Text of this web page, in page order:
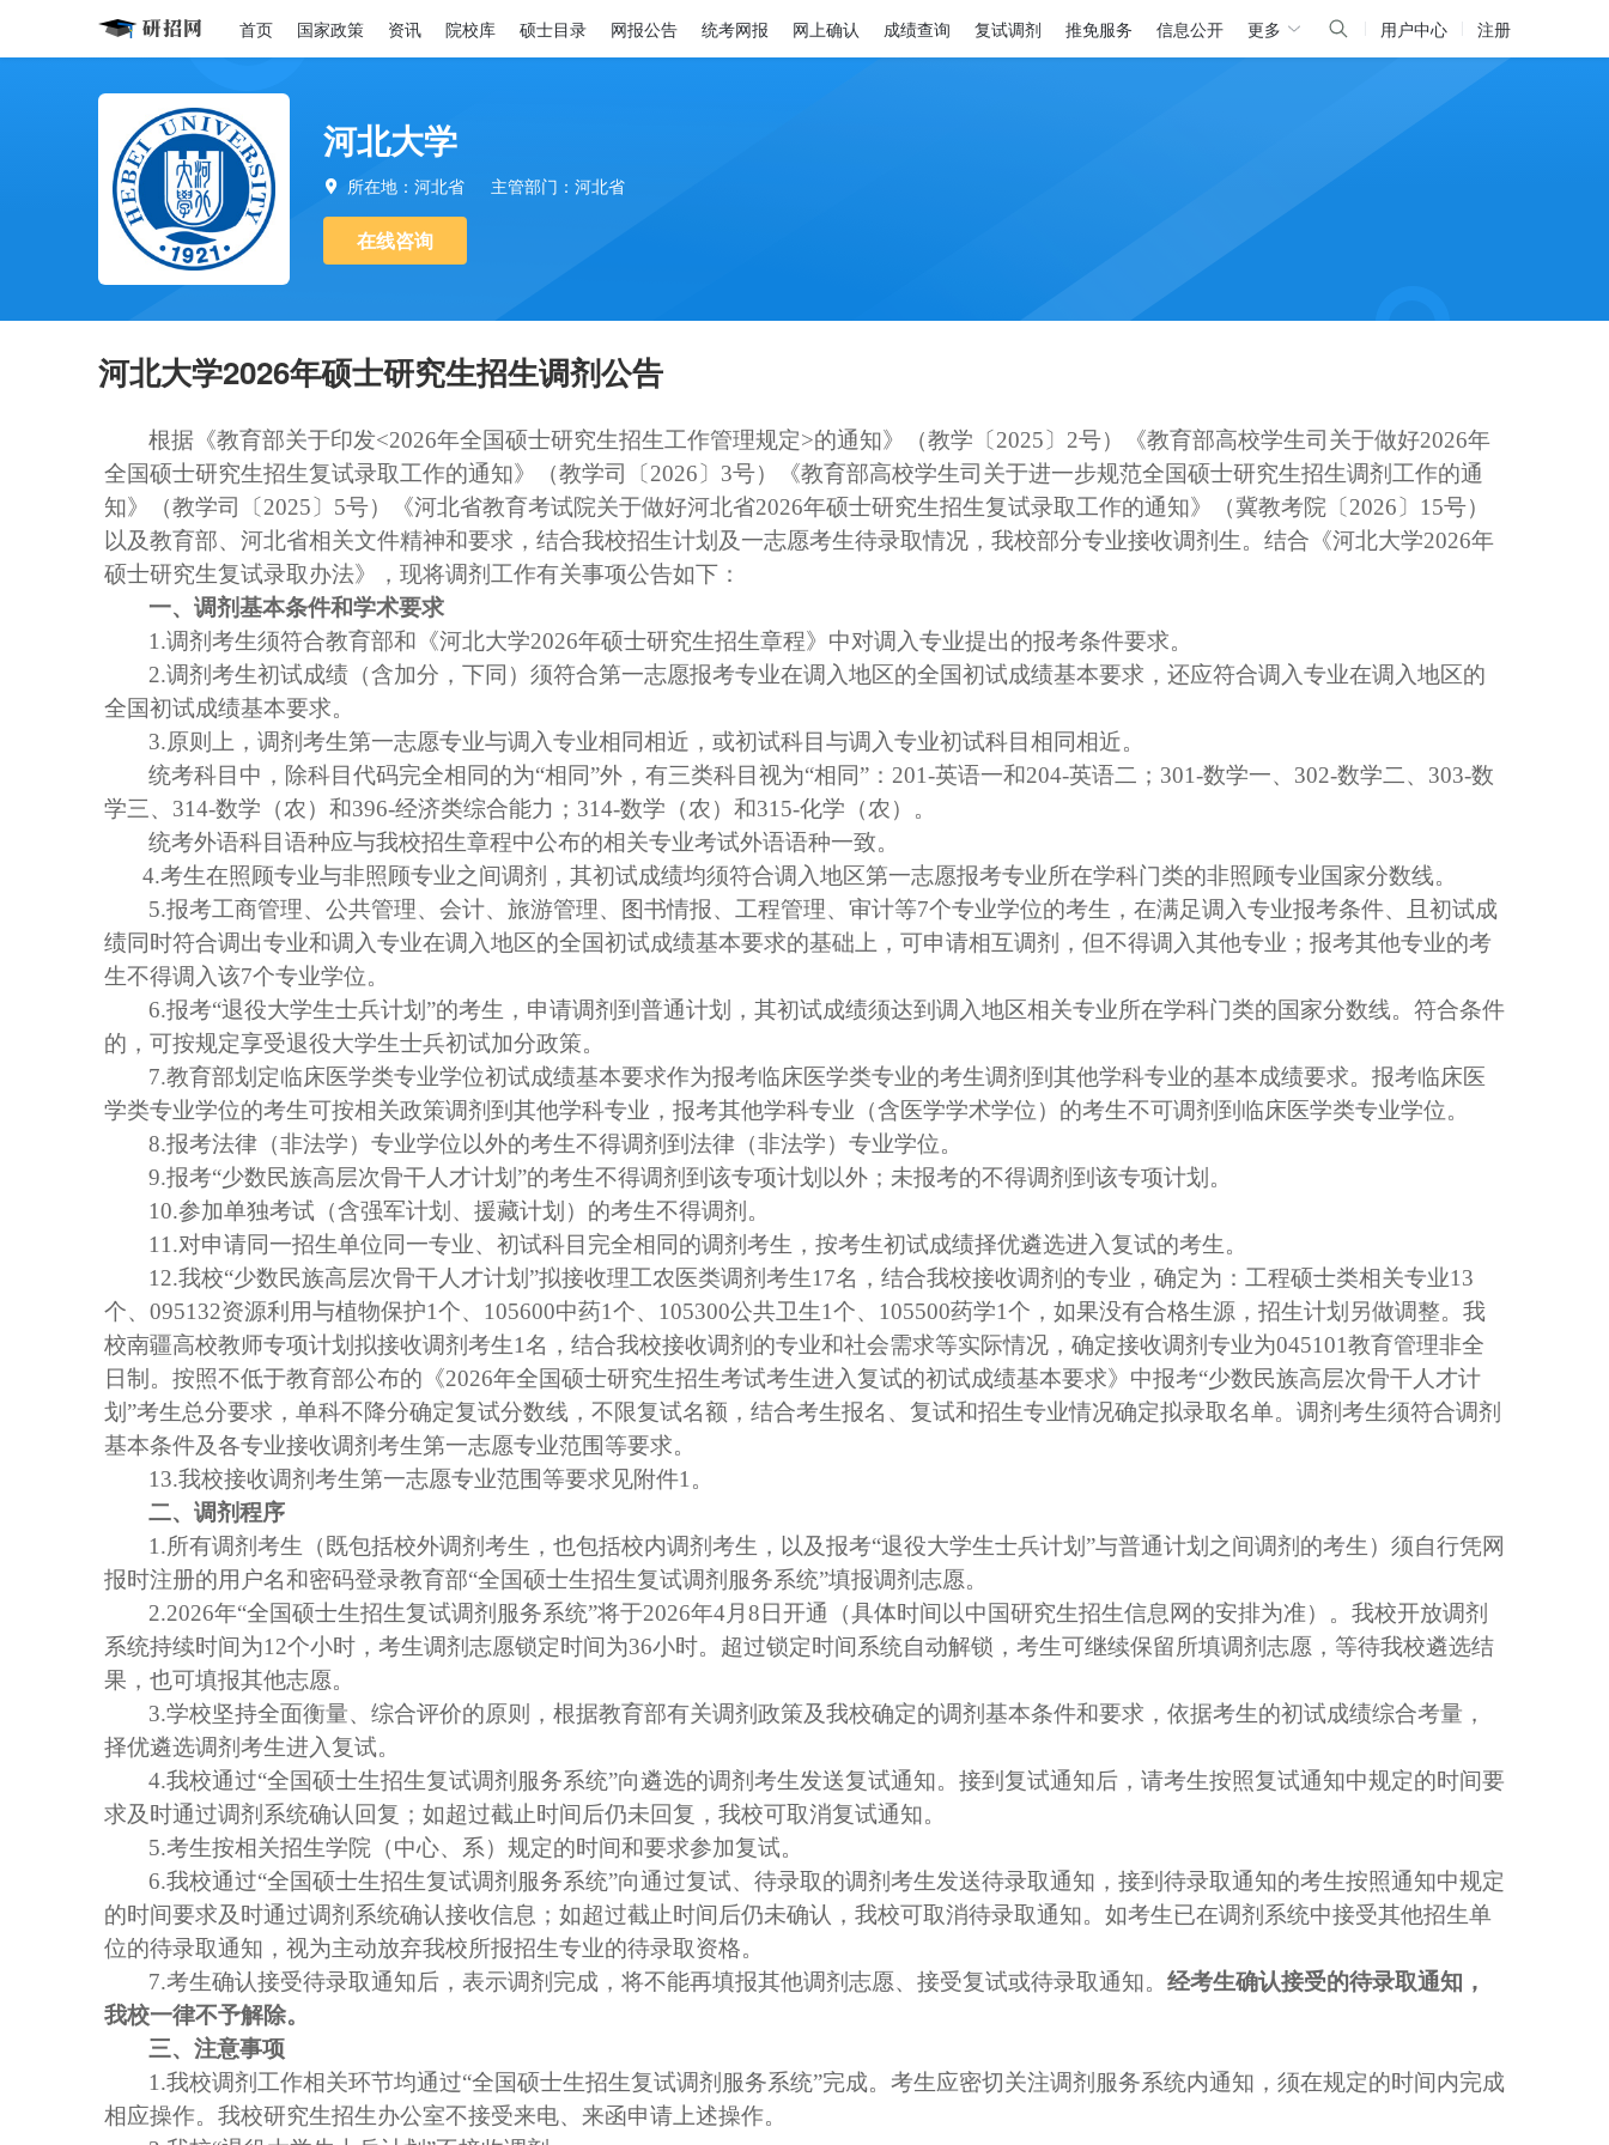
首页 国家政策 资讯 院校库 硕士目录 网报公告 统考网报 网上确认 成绩查询 复试调剂 推免服务 信息公开 更多 用户中心 注册
河北大学
 所在地：河北省 主管部门：河北省
在线咨询
河北大学2026年硕士研究生招生调剂公告
根据《教育部关于印发<2026年全国硕士研究生招生工作管理规定>的通知》（教学〔 2025 〕 2号）《教育部高校学生司 关于做好2026年
全国硕士研究生招生复试录取工作的通知》（教学司〔 2026 〕 3号）
《教育部高校学生司关于进一步规范全国硕士研究生招生调剂工作的通
知》（教学司
〔 2025 〕 5号）《河北省教育考试院关于做好河北省2026年硕士研究生招生复试录取工作的通知》（冀教考院 〔 2026 〕 15号）
以及教育部、河北省相关文件精神和要求 ， 结合我校招生计划及一志愿考生待录取情况，我校部分专业接收调剂生。结合《河北大学2026年
硕士研究生复试录取办法》， 现将调剂工作有关事项公告如下 ：
一、 调剂基本条件和学术要求
1.调剂考生须符合教育部和 《河北大学2026年硕士研究生招生章程》中对调入专业提出的报考条件要求。
2.调剂考生初试成绩（含加分，下同） 须符合第一志愿报考专业在调入地区的全国初试成绩基本要求 ， 还应符合调入专业在调入地区的
全国初试成绩基本要求。
3.原则上，调剂考生第一志愿专业与调入专业相同相近，或初试科目与调入专业初试科目相同相近。
统考科目中，除科目代码完全相同的为“相同”外，有三类科目视为“相同”： 201-英语一和204-英语二； 301-数学一、 302-数学二、 303-数
学三、 314-数学（农）和396-经济类综合能力； 314-数学（农）和315-化学（农）。
统考外语科目语种应与我校招生章程中公布的相关专业考试外语语种一致。
4.考生在照顾专业与非照顾专业之间调剂，其初试成绩均须符合调入地区第一志愿报考专业所在学科门类的非照顾专业国家分数线。
5.报考工商管理、公共管理、会计、旅游管理、图书情报、工程管理、审计等7个专业学位的考生，在满足调入专业报考条件、且初试成
绩同时符合调出专业和调入专业在调入地区的全国初试成绩基本要求的基础上，可申请相互调剂，但不得调入其他专业；报考其他专业的考
生不得调入该7个专业学位。
6.报考“退役大学生士兵计划”的考生，申请调剂到普通计划，其初试成绩须达到调入地区相关专业所在学科门类的国家分数线。符合条件
的，可按规定享受退役大学生士兵初试加分政策。
7.教育部划定临床医学类专业学位初试成绩基本要求作为报考临床医学类专业的考生调剂到其他学科专业的基本成绩要求。报考临床医
学类专业学位的考生可按相关政策调剂到其他学科专业，报考其他学科专业（含医学学术学位）的考生不可调剂到临床医学类专业学位。
8.报考法律（非法学）专业学位以外的考生不得调剂到 法律（非法学）专业学位。
9.报考“少数民族高层次骨干人才计划”的考生不得调剂到该专项计划以外 ； 未报考的不得调剂到该专项计划 。
10.参加单独考试（含强军计划、援藏计划）的考生不得调剂。
11.对申请同一招生单位同一专业、初试科目完全相同的调剂考生，按考生初试成绩择优遴选进入复试的考生。
12.我校“少数民族高层次骨干人才计划”拟接收理工农医类调剂考生17名，结合我校接收调剂的专业，确定为：工程硕士类相关专业13
个、 095132资源利用与植物保护1个、 105600中药1个、 105300公共卫生1个、 105500药学1个，如果没有合格生源，招生计划另做调整。我
校南疆高校教师专项计划拟接收调剂考生1名，结合我校接收调剂的专业和社会需求等实际情况，确定接收调剂专业为045101教育管理非全
日制。按照不低于教育部公布的《2026年全国硕士研究生招生考试考生进入复试的初试成绩基本要求》中报考“少数民族高层次骨干人才计
划”考生总分要求，单科不降分确定复试分数线，不限复试名额，结合考生报名、复试和招生专业情况确定拟录取名单。调剂考生须符合调剂
基本条件及各专业接收调剂考生第一志愿专业范围等要求。
13.我校接收调剂考生第一志愿专业范围等要求见附件1 。
二、调剂程序
1.所有调剂考生（既包括校外调剂考生，也包括校内调剂考生，以及报考“退役大学生士兵计划”与普通计划之间调剂的考生）须自行凭网
报时注册的用户名和密码登录教育部“全国硕士生招生复试调剂服务系统”填报调剂志愿。
2.2026年“全国硕士生招生复试调剂服务系统”将于2026年4月 8 日开通（具体时间以中国研究生招生信息网的安排为准）。我校开放调剂
系统持续时间为12个小时，考生调剂志愿锁定时间为36小时。超过锁定时间系统自动解锁，考生可继续保留所填调剂志愿，等待我校遴选结
果，也可填报其他志愿。
3.学校坚持全面衡量、综合评价的原则，根据教育部有关调剂政策及我校确定的调剂基本条件和要求，依据考生的初试成绩综合考量，
择优遴选调剂考生进入复试。
4.我校通过“全国硕士生招生复试调剂服务系统”向遴选的调剂考生发送复试通知。接到复试通知后，请考生按照复试通知中规定的时间要
求及时通过调剂系统确认回复；如超过截止时间后仍未回复，我校可取消复试通知。
5.考生按相关招生学院（中心、系）规定的时间和要求参加复试。
6.我校通过“全国硕士生招生复试调剂服务系统”向通过复试、待录取的调剂考生发送待录取通知，接到待录取通知的考生按照通知中规定
的时间要求及时通过调剂系统确认接收信息；如超过截止时间后仍未确认，我校可取消待录取通知。如考生已在调剂系统中接受其他招生单
位的待录取通知，视为主动放弃我校所报招生专业的待录取资格。
7.考生确认接受待录取通知后，表示调剂完成，将不能再填报其他调剂志愿、接受复试或待录取通知。 经考生确认接受的待录取通知，
我校一律不予解除。
三、注意事项
1.我校调剂工作相关环节均通过“全国硕士生招生复试调剂服务系统”完成。考生应密切关注调剂服务系统内通知，须在规定的时间内完成
相应操作。我校研究生招生办公室不接受来电、来函申请上述操作。